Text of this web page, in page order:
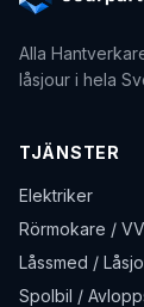
Alla
låsjour i hela
TJÄNSTER
Elektriker
Rörmokare /
Låssmed /
Spolbil /